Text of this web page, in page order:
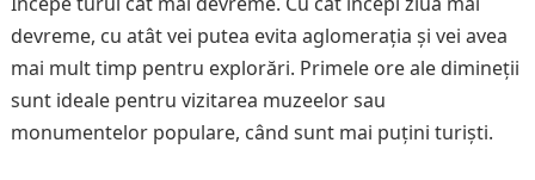
devreme, cu atât vei putea evita aglomerația și vei avea
mai mult timp pentru explorări. Primele ore ale dimineții
sunt ideale pentru vizitarea muzeelor sau
monumentelor populare, când sunt mai puțini turiști.